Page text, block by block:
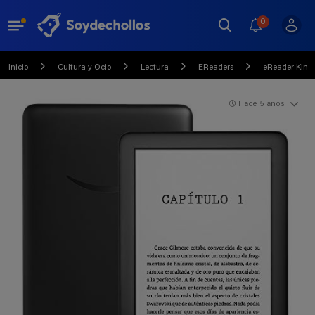
0
Inicio Cultura y Ocio Lectura EReaders eReader
Hace 5 años